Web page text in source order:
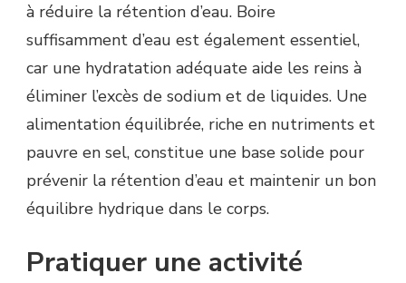
à réduire la rétention d’eau. Boire
suffisamment d’eau est également essentiel,
car une hydratation adéquate aide les reins à
éliminer l’excès de sodium et de liquides. Une
alimentation équilibrée, riche en nutriments et
pauvre en sel, constitue une base solide pour
prévenir la rétention d’eau et maintenir un bon
équilibre hydrique dans le corps.
Pratiquer une activité